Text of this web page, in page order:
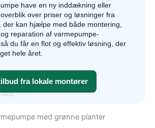
HAND
have en ny inddækning eller
over priser og løsninger fra
der kan hjælpe med både montering,
reparation af varmepumpe-
du får en flot og effektiv løsning, der
hele året.
fra lokale montører
med grønne planter